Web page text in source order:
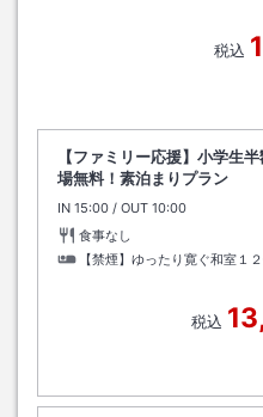
税込
【ファミリー応援】小学生
場無料！素泊まりプラン
IN チェックイン
15:00 / OUT チェックアウト
10:00
食事なし
【禁煙】ゆったり寛ぐ和室１
税込